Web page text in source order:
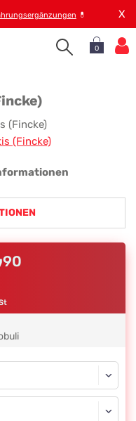
💊 X
0
(Fincke)
(Fincke)
90